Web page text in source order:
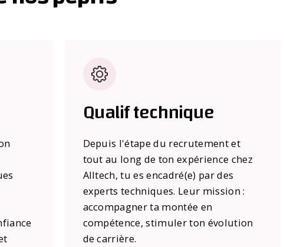
Qualif technique
Depuis l'étape du recrutement et
tout au long de ton expérience chez
Alltech, tu es encadré(e) par des
experts techniques. Leur mission :
accompagner ta montée en
compétence, stimuler ton évolution
de carrière.